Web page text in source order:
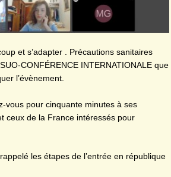
et s’adapter . Précautions sanitaires
CONFÉRENCE INTERNATIONALE que
l’évènement.
vous pour cinquante minutes à ses
ceux de la France intéressés pour
les étapes de l’entrée en république